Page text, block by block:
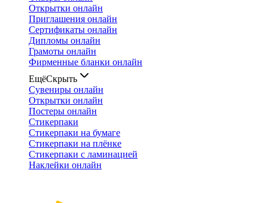
Открытки онлайн
Приглашения онлайн
Сертификаты онлайн
Дипломы онлайн
Грамоты онлайн
Фирменные бланки онлайн
ЕщёСкрыть
Сувениры онлайн
Открытки онлайн
Постеры онлайн
Стикерпаки
Стикерпаки на бумаге
Стикерпаки на плёнке
Стикерпаки с ламинацией
Наклейки онлайн